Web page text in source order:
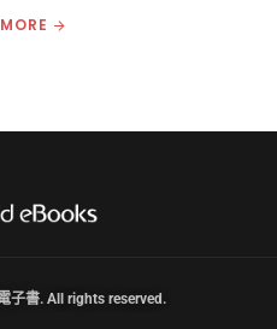
子書. All rights reserved.